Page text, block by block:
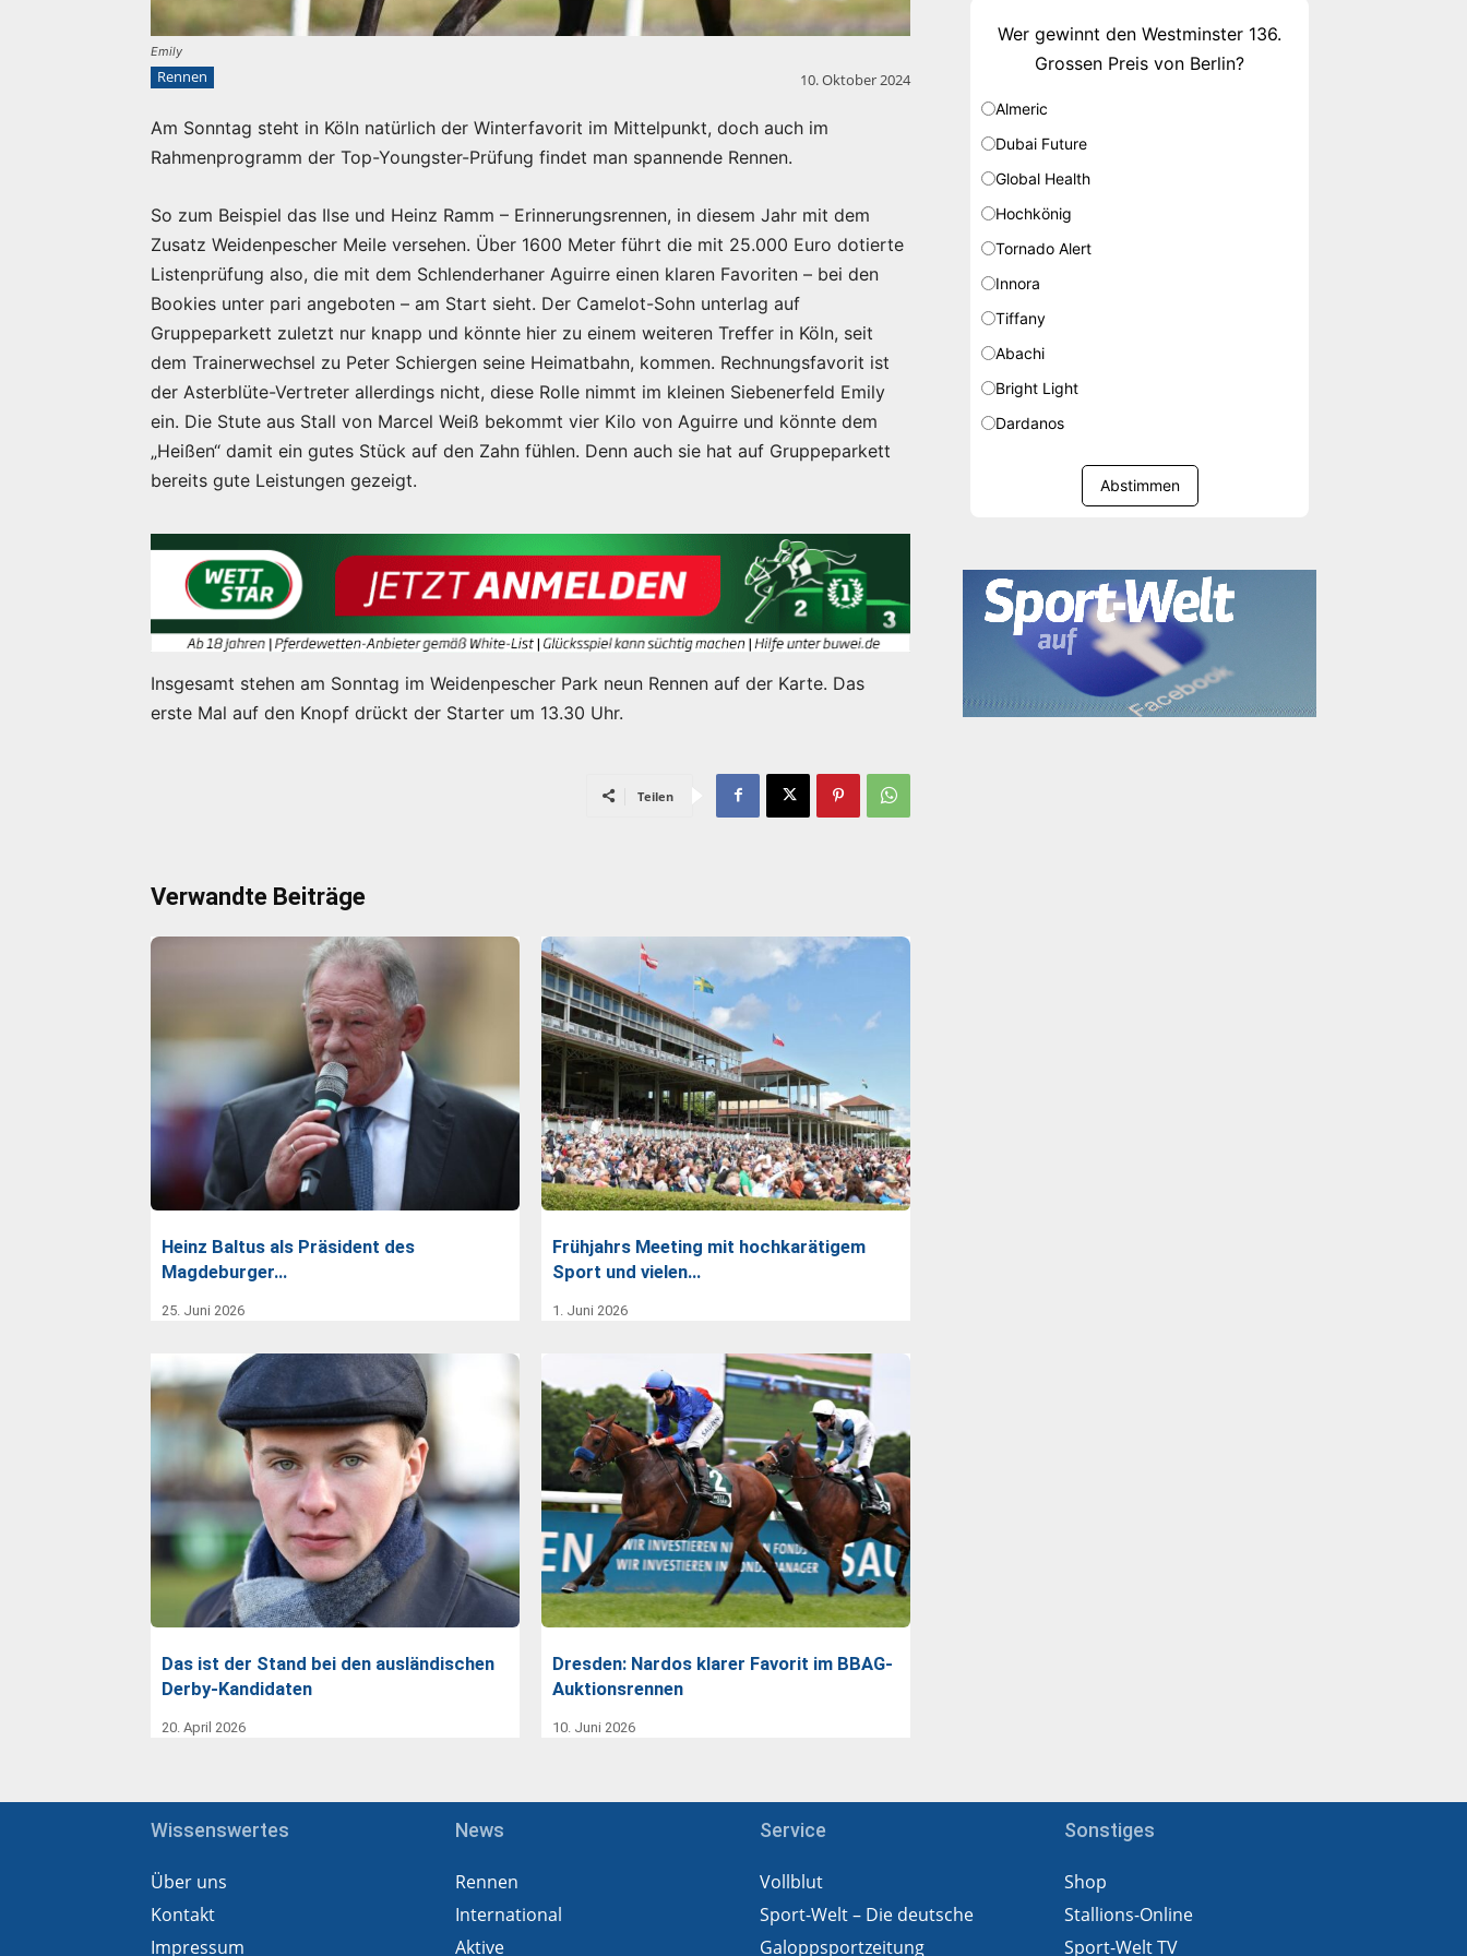
Emily
Rennen 10. Oktober 2024
Am Sonntag steht in Köln natürlich der Winterfavorit im Mittelpunkt, doch auch im
Rahmenprogramm der Top-Youngster-Prüfung findet man spannende Rennen.
So zum Beispiel das Ilse und Heinz Ramm – Erinnerungsrennen, in diesem Jahr mit dem
Zusatz Weidenpescher Meile versehen. Über 1600 Meter führt die mit 25.000 Euro dotierte
Listenprüfung also, die mit dem Schlenderhaner Aguirre einen klaren Favoriten – bei den
Bookies unter pari angeboten – am Start sieht. Der Camelot-Sohn unterlag auf
Gruppeparkett zuletzt nur knapp und könnte hier zu einem weiteren Treffer in Köln, seit
dem Trainerwechsel zu Peter Schiergen seine Heimatbahn, kommen. Rechnungsfavorit ist
der Asterblüte-Vertreter allerdings nicht, diese Rolle nimmt im kleinen Siebenerfeld Emily
ein. Die Stute aus Stall von Marcel Weiß bekommt vier Kilo von Aguirre und könnte dem
„Heißen“ damit ein gutes Stück auf den Zahn fühlen. Denn auch sie hat auf Gruppeparkett
bereits gute Leistungen gezeigt.
Insgesamt stehen am Sonntag im Weidenpescher Park neun Rennen auf der Karte. Das
erste Mal auf den Knopf drückt der Starter um 13.30 Uhr.
Teilen
Verwandte Beiträge
Heinz Baltus als Präsident des
Magdeburger…
25. Juni 2026
Frühjahrs Meeting mit hochkarätigem
Sport und vielen…
1. Juni 2026
Das ist der Stand bei den ausländischen
Derby-Kandidaten
20. April 2026
Dresden: Nardos klarer Favorit im BBAG-
Auktionsrennen
10. Juni 2026
Wer gewinnt den Westminster 136.
Grossen Preis von Berlin?
Almeric
Dubai Future
Global Health
Hochkönig
Tornado Alert
Innora
Tiffany
Abachi
Bright Light
Dardanos
Abstimmen
Wissenswertes
Über uns
Kontakt
Impressum
News
Rennen
International
Aktive
Service
Vollblut
Sport-Welt – Die deutsche
Galoppsportzeitung
Sonstiges
Shop
Stallions-Online
Sport-Welt TV